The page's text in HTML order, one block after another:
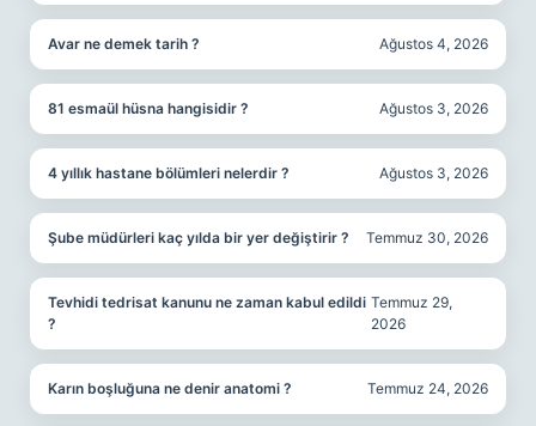
Avar ne demek tarih ? Ağustos 4, 2026
81 esmaül hüsna hangisidir ? Ağustos 3, 2026
4 yıllık hastane bölümleri nelerdir ? Ağustos 3, 2026
Şube müdürleri kaç yılda bir yer değiştirir ? Temmuz 30, 2026
Tevhidi tedrisat kanunu ne zaman kabul edildi
?
Temmuz 29,
2026
Karın boşluğuna ne denir anatomi ? Temmuz 24, 2026